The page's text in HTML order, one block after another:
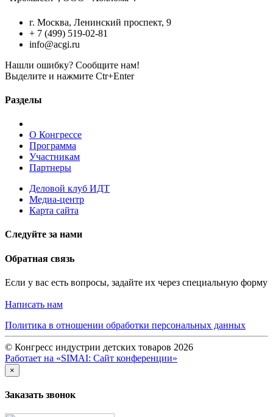
г. Москва, Ленинский проспект, 9
+ 7 (499) 519-02-81
info@acgi.ru
Нашли ошибку? Сообщите нам!
Выделите и нажмите Ctr+Enter
Разделы
О Конгрессе
Программа
Участникам
Партнеры
Деловой клуб ИДТ
Медиа-центр
Карта сайта
Следуйте за нами
Обратная связь
Если у вас есть вопросы, задайте их через специальную форму
Написать нам
Политика в отношении обработки персональных данных
© Конгресс индустрии детских товаров 2026
Работает на «SIMAI: Сайт конференции»
×
Заказать звонок